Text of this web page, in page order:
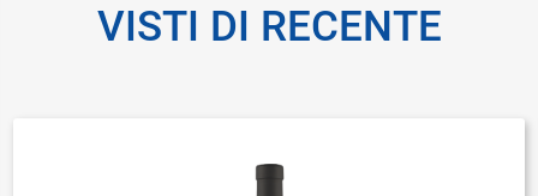
VISTI DI RECENTE